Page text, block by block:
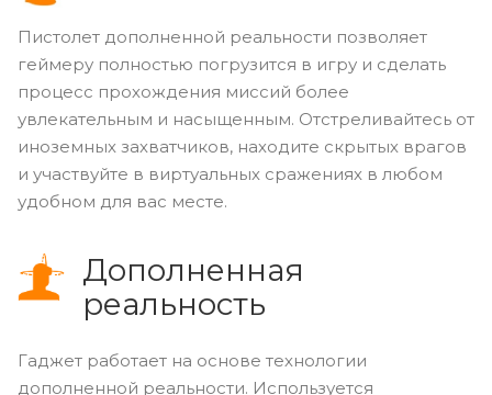
Пистолет дополненной реальности позволяет
геймеру полностью погрузится в игру и сделать
процесс прохождения миссий более
увлекательным и насыщенным. Отстреливайтесь от
иноземных захватчиков, находите скрытых врагов
и участвуйте в виртуальных сражениях в любом
удобном для вас месте.
Дополненная
реальность
Гаджет работает на основе технологии
дополненной реальности. Используется